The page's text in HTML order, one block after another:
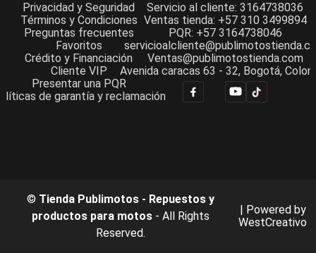
Privacidad y Seguridad
Términos y Condiciones
Preguntas frecuentes
Favoritos
Crédito y Financiación
Cliente VIP
Presentar una PQR
de garantía y reclamación
Servicio al cliente: 3164738036
Ventas tienda: +57 310 3499894
PQR: +57 3164738046
Ventas@publimotostienda.com
Avenida caracas 63 - 32, Bogotá,
© Tienda Publimotos - Repuestos y
productos para motos- All Rights
Reserved.
| Powered by
WestCreativo